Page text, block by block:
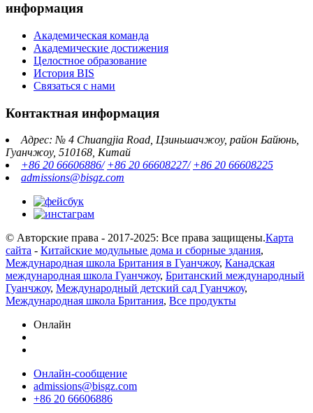
информация
Академическая команда
Академические достижения
Целостное образование
История BIS
Связаться с нами
Контактная информация
Адрес: № 4 Chuangjia Road, Цзиньшачжоу, район Байюнь,
Гуанчжоу, 510168, Китай
+86 20 66606886/ +86 20 66608227/ +86 20 66608225
admissions@bisgz.com
© Авторские права - 2017-2025: Все права защищены.Карта
сайта - Китайские модульные дома и сборные здания,
Международная школа Британия в Гуанчжоу, Канадская
международная школа Гуанчжоу, Британский международный
Гуанчжоу, Международный детский сад Гуанчжоу,
Международная школа Британия, Все продукты
Онлайн
Онлайн-сообщение
admissions@bisgz.com
+86 20 66606886